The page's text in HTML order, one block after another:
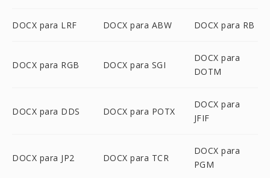
DOCX para LRF DOCX para ABW DOCX para RB
DOCX para RGB DOCX para SGI
DOCX para
DOTM
DOCX para DDS DOCX para POTX
DOCX para
JFIF
DOCX para JP2 DOCX para TCR
DOCX para
PGM